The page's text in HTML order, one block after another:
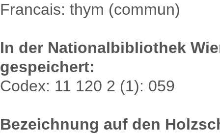
Francais: thym (commun)
In der Nationalbibliothek
gespeichert:
Codex: 11 120 2 (1): 059
Bezeichnung auf den